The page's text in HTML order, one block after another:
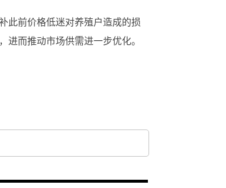
此前价格低迷对养殖户造成的损
进而推动市场供需进一步优化。